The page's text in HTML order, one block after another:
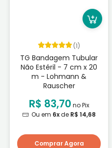
(1)
TG Bandagem Tubular
Não Estéril - 7 cm x 20
m - Lohmann &
Rauscher
R$ 83,70 no Pix
Ou em 6xde R$ 14,68
Comprar Agora